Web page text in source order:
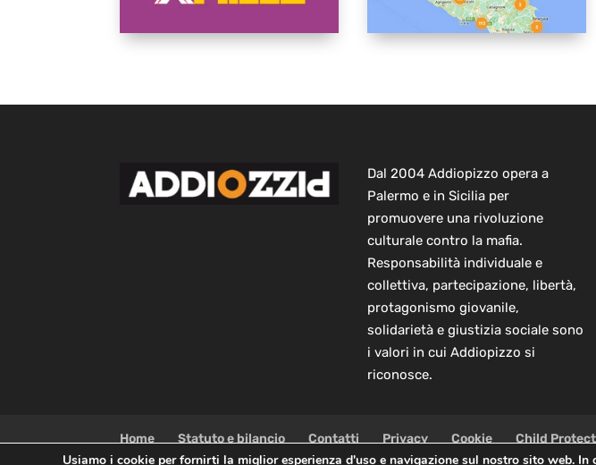
Dal 2004 Addiopizzo opera a
Palermo e in Sicilia per
promuovere una rivoluzione
culturale contro la mafia.
Responsabilità individuale e
collettiva, partecipazione, libertà,
protagonismo giovanile,
solidarietà e giustizia sociale sono
i valori in cui Addiopizzo si
riconosce.
Home Statuto e bilancio Contatti Privacy Cookie Child
Usiamo i cookie per fornirti la miglior esperienza d'uso e navigazione sul nostro sito web.